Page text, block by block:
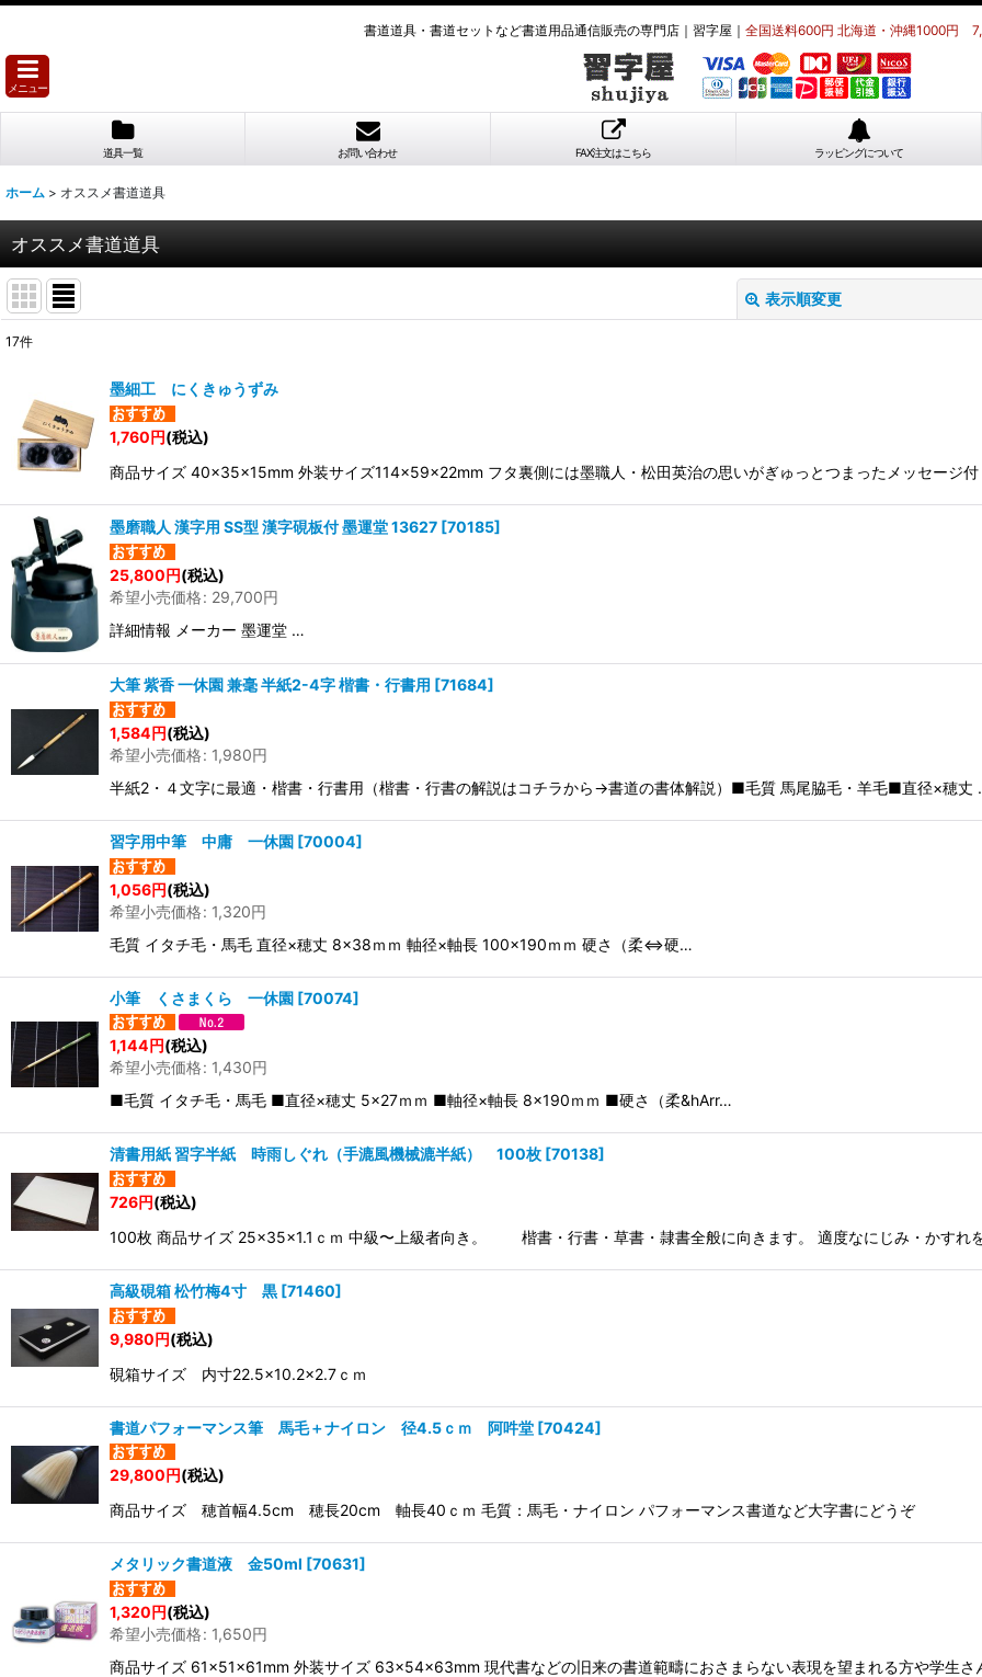
書道道具・書道セットなど書道用品通信販売の専門店｜習字屋｜ 全国送料600円 北海道・沖縄1000円
メニュー
道具一覧 お問い合わせ FAX注文はこちら ラッピングについて
ホーム > オススメ書道道具
オススメ書道道具
表示順変更
並び順
絞り込む
17件
墨細工 にくきゅうずみ
1,760円(税込)
商品サイズ 40×35×15mm 外装サイズ114×59×22mm フタ裏側には墨職人・松田英治の思いがぎゅっとつまったメッセージ
墨磨職人 漢字用 SS型 漢字硯板付 墨運堂 13627 [70185]
25,800円(税込)
希望小売価格: 29,700円
詳細情報 メーカー 墨運堂 …
大筆 紫香 一休園 兼毫 半紙2-4字 楷書・行書用 [71684]
1,584円(税込)
希望小売価格: 1,980円
半紙2・４文字に最適・楷書・行書用（楷書・行書の解説はコチラから→書道の書体解説）■毛質 馬尾脇毛・羊毛■直径×穂丈
習字用中筆 中庸 一休園 [70004]
1,056円(税込)
希望小売価格: 1,320円
毛質 イタチ毛・馬毛 直径×穂丈 8×38ｍｍ 軸径×軸長 100×190ｍｍ 硬さ（柔⇔硬…
小筆 くさまくら 一休園 [70074]
1,144円(税込)
希望小売価格: 1,430円
■毛質 イタチ毛・馬毛 ■直径×穂丈 5×27ｍｍ ■軸径×軸長 8×190ｍｍ ■硬さ（柔&hArr…
清書用紙 習字半紙 時雨しぐれ（手漉風機械漉半紙） 100枚 [70138]
726円(税込)
100枚 商品サイズ 25×35×1.1ｃｍ 中級〜上級者向き。 楷書・行書・草書・隷書全般に向きます。 適度なにじみ・かすれ
高級硯箱 松竹梅4寸 黒 [71460]
9,980円(税込)
硯箱サイズ 内寸22.5×10.2×2.7ｃｍ
書道パフォーマンス筆 馬毛＋ナイロン 径4.5ｃｍ 阿吽堂 [70424]
29,800円(税込)
商品サイズ 穂首幅4.5cm 穂長20cm 軸長40ｃｍ 毛質：馬毛・ナイロン パフォーマンス書道など大字書にどうぞ
メタリック書道液 金50ml [70631]
1,320円(税込)
希望小売価格: 1,650円
商品サイズ 61×51×61mm 外装サイズ 63×54×63mm 現代書などの旧来の書道範疇におさまらない表現を望まれる方や学生